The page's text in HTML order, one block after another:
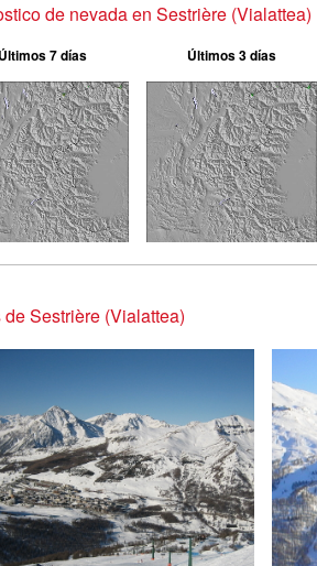
de nevada en Sestrière (Vialattea)
Últimos 7 días Últimos 3 días
de Sestrière (Vialattea)